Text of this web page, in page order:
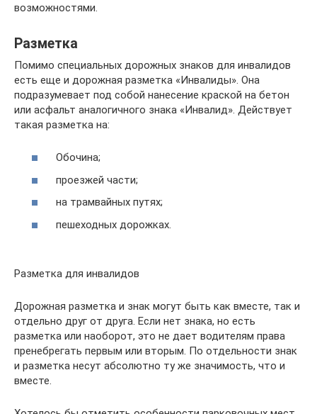
возможностями.
Разметка
Помимо специальных дорожных знаков для инвалидов
есть еще и дорожная разметка «Инвалиды». Она
подразумевает под собой нанесение краской на бетон
или асфальт аналогичного знака «Инвалид». Действует
такая разметка на:
Обочина;
проезжей части;
на трамвайных путях;
пешеходных дорожках.
Разметка для инвалидов
Дорожная разметка и знак могут быть как вместе, так и
отдельно друг от друга. Если нет знака, но есть
разметка или наоборот, это не дает водителям права
пренебрегать первым или вторым. По отдельности знак
и разметка несут абсолютно ту же значимость, что и
вместе.